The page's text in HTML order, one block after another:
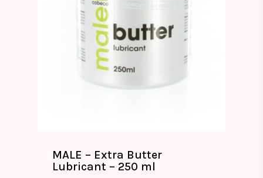
MALE – Extra Butter
Lubricant – 250 ml
€14.99